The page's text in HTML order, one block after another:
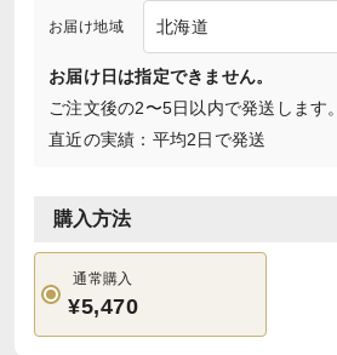
お届け地域
お届け日は指定できません。
ご注文後の2〜5日以内で発送します。
直近の実績：平均2日で発送
購入方法
通常購入
¥5,470